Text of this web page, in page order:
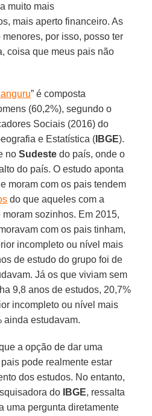
muito mais
mais aperto financeiro. As
por isso, posso ter
coisa que meus pais não
” é composta
(60,2%), segundo o
Sociais (2016) do
e Estatística ( IBGE).
noSudeste do país, onde o
do país. O estudo aponta
moram com os pais tendem
do que aqueles com a
sozinhos. Em 2015,
com os pais tinham,
incompleto ou nível mais
de estudo do grupo foi de
Já os que viviam sem
9,8 anos de estudos, 20,7%
incompleto ou nível mais
ainda estudavam.
a opção de dar uma
pode realmente estar
dos estudos. No entanto,
do IBGE, ressalta
uma pergunta diretamente